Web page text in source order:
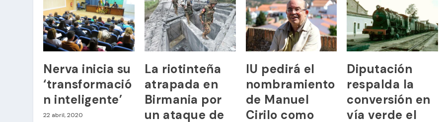
Nerva inicia su
‘transformació
n inteligente’
22 abril, 2020
La riotinteña
atrapada en
Birmania por
un ataque de
IU pedirá el
nombramiento
de Manuel
Cirilo como
Diputación
respalda la
conversión en
vía verde el